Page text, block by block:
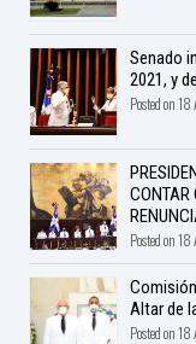
Senado
2021, y
Posted on
CONTAR
Posted on
Altar de
Posted on